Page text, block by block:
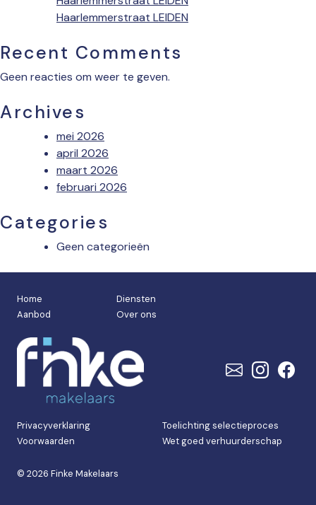
Haarlemmerstraat LEIDEN
Recent Comments
Geen reacties om weer te geven.
Archives
mei 2026
april 2026
maart 2026
februari 2026
Categories
Geen categorieën
© 2026 Finke Makelaars
Privacyverklaring
Voorwaarden
Toelichting selectieproces
Wet goed verhuurderschap
Home
Aanbod
Diensten
Over ons